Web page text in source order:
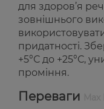
для здоров’я
зовнішнього
придатності.
+5°С до +25°С,
проміння.
Переваги